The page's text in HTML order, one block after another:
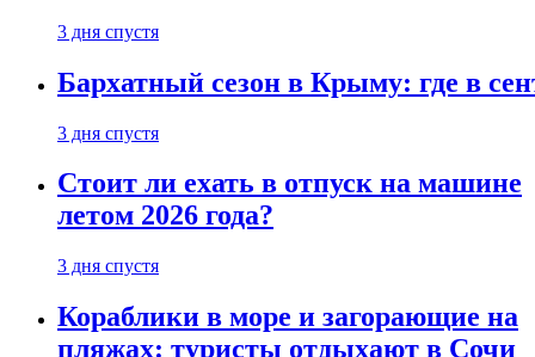
3 дня спустя
Бархатный сезон в Крыму: где в
3 дня спустя
Стоит ли ехать в отпуск на машине
летом 2026 года?
3 дня спустя
Кораблики в море и загорающие на
пляжах: туристы отдыхают в Сочи